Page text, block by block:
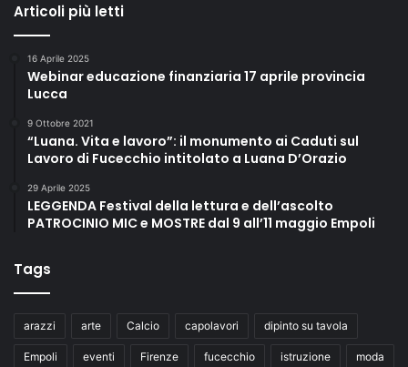
Articoli più letti
16 Aprile 2025
Webinar educazione finanziaria 17 aprile provincia
Lucca
9 Ottobre 2021
“Luana. Vita e lavoro”: il monumento ai Caduti sul
Lavoro di Fucecchio intitolato a Luana D’Orazio
29 Aprile 2025
LEGGENDA Festival della lettura e dell’ascolto
PATROCINIO MIC e MOSTRE dal 9 all’11 maggio Empoli
Tags
arazzi arte Calcio capolavori dipinto su tavola
Empoli eventi Firenze fucecchio istruzione moda